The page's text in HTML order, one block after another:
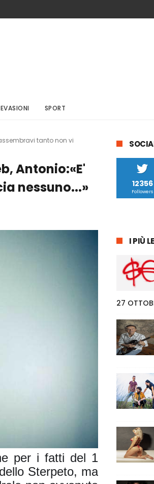
EVASIONI SPORT
tanto non vi
Antonio:«E'
nessuno...»
per i fatti del 1
Sterpeto, ma
12356
Followers
I PIÙ
27